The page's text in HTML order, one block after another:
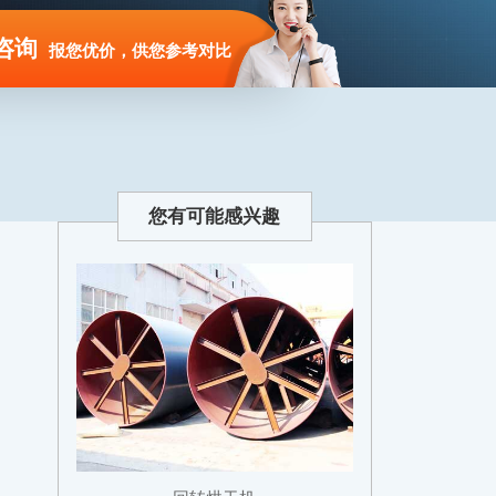
询 报您优价，供您参考对比
您有可能感兴趣